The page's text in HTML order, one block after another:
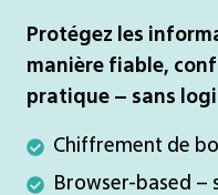
Protégez les
manière fiable,
pratique – sans
Chiffrement de
Chiffrement
de
Browser-based –
Browser-